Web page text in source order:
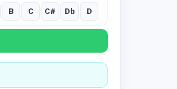
B C C# Db D